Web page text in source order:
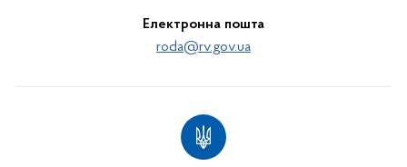
Електронна пошта
roda@rv.gov.ua